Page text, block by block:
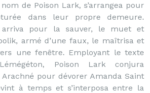
de Poison Lark, s’arrangea pour
dans leur propre demeure.
arriva pour la sauver, le muet et
armé d’une faux, le maîtrisa et
une fenêtre. Employant le texte
Poison Lark conjura
Arachné pour dévorer Amanda Saint
à temps et s’interposa entre la